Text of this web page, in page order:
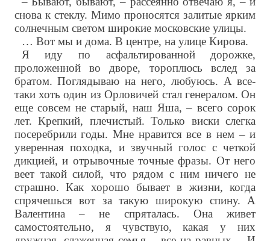
снова к стеклу. Мимо проносятся залитые ярким
солнечным светом широкие московские улицы.
… Вот мы и дома. В центре, на улице Кирова.
Я иду по асфальтированной дорожке,
проложенной во дворе, тороплюсь вслед за
братом. Поглядываю на него, любуюсь. А все-
таки хоть один из Орловичей стал генералом. Он
еще совсем не старый, наш Яша, – всего сорок
лет. Крепкий, плечистый. Только виски слегка
посеребрили годы. Мне нравится все в нем – и
уверенная походка, и звучный голос с четкой
дикцией, и отрывочные точные фразы. От него
веет такой силой, что рядом с ним ничего не
страшно. Как хорошо бывает в жизни, когда
спрячешься вот за такую широкую спину. А
Валентина – не спряталась. Она живет
самостоятельно, я чувствую, какая у них